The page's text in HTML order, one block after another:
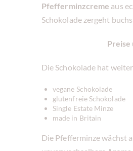
Pfefferminzcreme aus
Schokolade zergeht
Preise
Die Schokolade hat
vegane Schokolade
glutenfreie Schokolade
Single Estate Minze
made in Britain
Die Pfefferminze wächst